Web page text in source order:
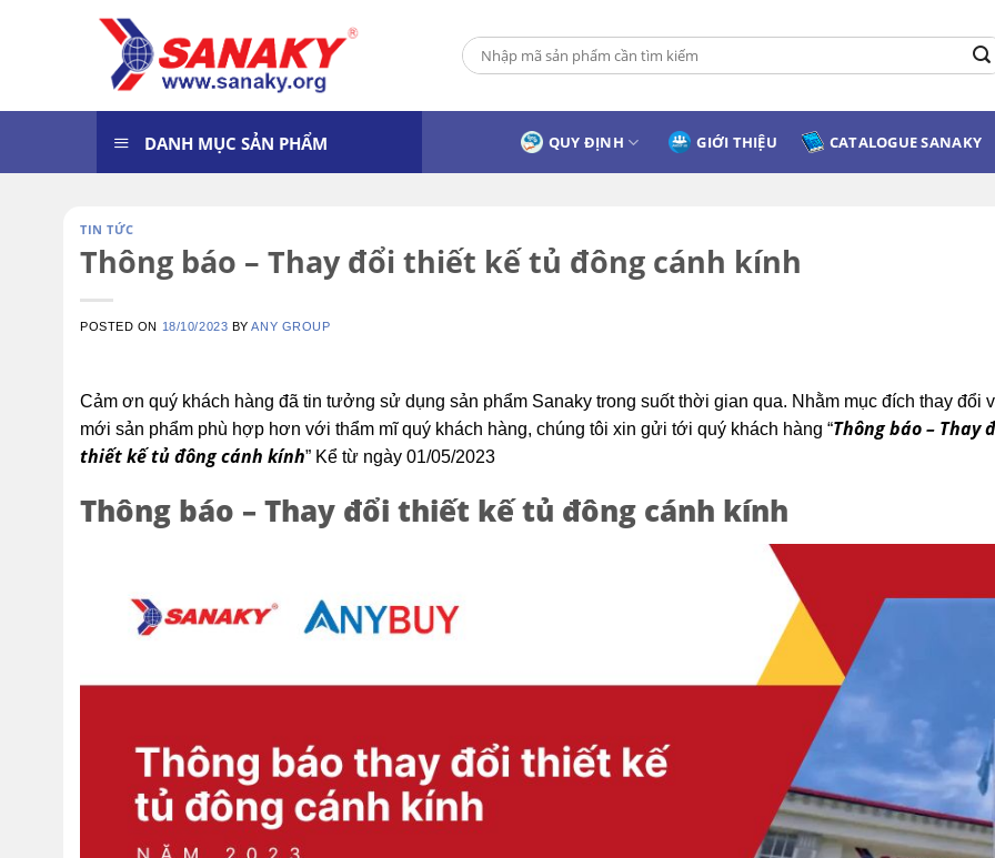
Tìm
kiếm:
DANH MỤC SẢN PHẨM QUY ĐỊNH GIỚI THIỆU CATALOGUE SANAKY
TIN TỨC
Thông báo – Thay đổi thiết kế tủ đông cánh kính
POSTED ON 18/10/2023 BYANY GROUP
Cảm ơn quý khách hàng đã tin tưởng sử dụng sản phẩm Sanaky trong suốt thời gian qua. Nhằm mục đích thay đổi
mới sản phẩm phù hợp hơn với thẩm mĩ quý khách hàng, chúng tôi xin gửi tới quý khách hàng “Thông báo – Thay
thiết kế tủ đông cánh kính” Kể từ ngày 01/05/2023
Thông báo – Thay đổi thiết kế tủ đông cánh kính